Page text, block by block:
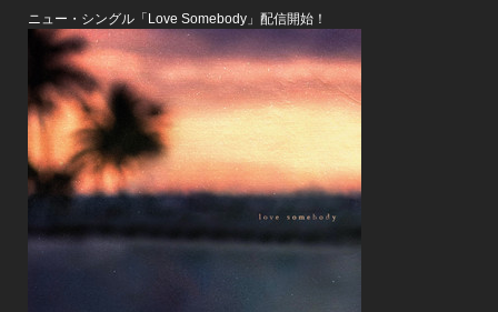
ニュー・シングル「Love Somebody」配信開始！